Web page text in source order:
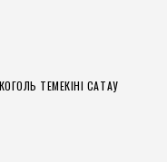
ТЕМЕКІНІ САҚТАУ